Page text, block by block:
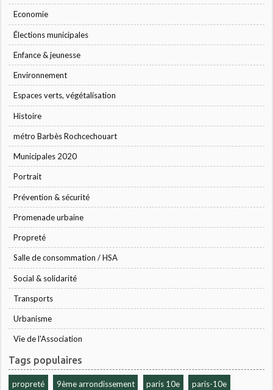
Economie
Élections municipales
Enfance & jeunesse
Environnement
Espaces verts, végétalisation
Histoire
métro Barbès Rochcechouart
Municipales 2020
Portrait
Prévention & sécurité
Promenade urbaine
Propreté
Salle de consommation / HSA
Social & solidarité
Transports
Urbanisme
Vie de l'Association
Tags populaires
propreté 9ème arrondissement paris 10e paris-10e